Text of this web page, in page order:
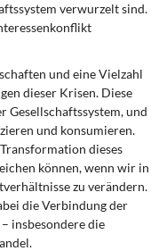
verwurzelt sind.
und eine Vielzahl
dieser Krisen. Diese
Gesellschaftssystem, und
und konsumieren.
dieses
können, wenn wir in
zu verändern.
die Verbindung der
insbesondere die